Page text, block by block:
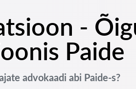
-
Paide
advokaadi abi Paide-s?